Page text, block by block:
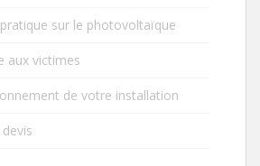
sur le photovoltaïque
aux victimes
de votre installation